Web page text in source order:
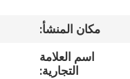
حولنا
مكان المنشأ:
اسم العلامة
التجارية: